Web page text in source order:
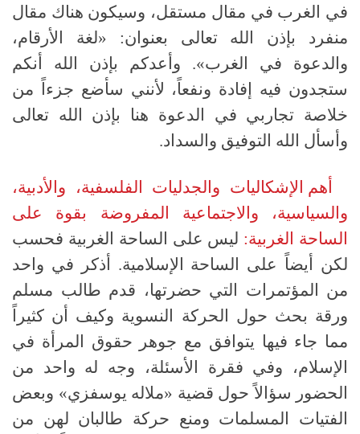
في الغرب في مقال مستقل، وسيكون هناك مقال
منفرد بإذن الله تعالى بعنوان: «لغة الأرقام،
والدعوة في الغرب». وأعدكم بإذن الله أنكم
ستجدون فيه إفادة ونفعاً، لأنني سأضع جزءاً من
خلاصة تجاربي في الدعوة هنا بإذن الله تعالى
وأسأل الله التوفيق والسداد.
أهم الإشكاليات والجدليات الفلسفية، والأدبية،
والسياسية، والاجتماعية المفروضة بقوة على
الساحة الغربية: ليس على الساحة الغربية فحسب
لكن أيضاً على الساحة الإسلامية.
أذكر في واحد
من المؤتمرات التي حضرتها، قدم طالب مسلم
ورقة بحث حول الحركة النسوية وكيف أن كثيراً
مما جاء فيها يتوافق مع جوهر حقوق المرأة في
الإسلام، وفي فقرة الأسئلة، وجه له واحد من
الحضور سؤالاً حول قضية «ملاله يوسفزي» وبعض
الفتيات المسلمات ومنع حركة طالبان لهن من